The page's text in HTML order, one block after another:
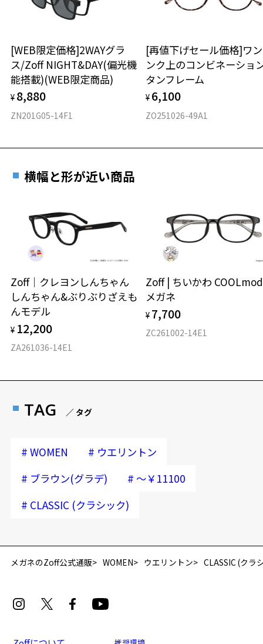
タイプ
材質
フロント素材：アセテート
[WEB限定価格]2WAYグラ
ス/Zoff NIGHT&DAY(偏光機
能搭載)(WEB限定商品)
¥ 8,880
ZN201G05-14F1
[再値下げセール価格]ワ
ンク上のコンビネーショ
タンフレーム
¥ 6,100
ZO251026-49A1
横幅と形が近い商品
Zoff｜クレヨンしんちゃん
しんちゃん&ぶりぶりざえも
んモデル
¥ 12,200
ZA261036-14E1
Zoff | ちいかわ
メガネ
¥ 7,700
ZC261002-14E1
TAG ／ タグ
# WOMEN # ウエリントン
# ブラウン(グラデ) # ～￥11100
# CLASSIC (クラシック)
メガネのZoff公式通販 WOMEN ウエリントン CLASSIC (クラ